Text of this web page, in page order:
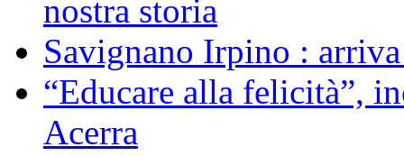
nostra storia
Savignano Irpino :
“Educare alla felicità”,
Acerra